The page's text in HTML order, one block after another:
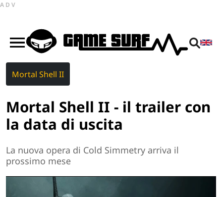
ADV
Mortal Shell II
Mortal Shell II - il trailer con
la data di uscita
La nuova opera di Cold Simmetry arriva il
prossimo mese